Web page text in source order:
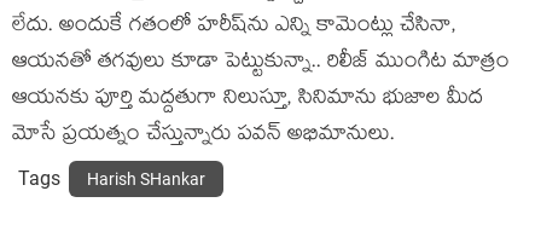
లేదు. అందుకే గతంలో హరీష్‌ను ఎన్ని కామెంట్లు చేసినా,
ఆయనతో తగవులు కూడా పెట్టుకున్నా.. రిలీజ్ ముంగిట మాత్రం
ఆయనకు పూర్తి మద్దతుగా నిలుస్తూ, సినిమాను భుజాల మీద
మోసే ప్రయత్నం చేస్తున్నారు పవన్ అభిమానులు.
Tags Harish SHankar